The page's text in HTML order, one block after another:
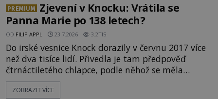
PREMIUM
Zjevení v Knocku: Vrátila se
Panna Marie po 138 letech?
OD FILIP APPL 23.7.2026 3.2TIS
Do irské vesnice Knock dorazily v červnu 2017 více
než dva tisíce lidí. Přivedla je tam předpověď
čtrnáctiletého chlapce, podle něhož se měla
přesně ve tři hodiny odpoledne zjevit Panna Marie.
Když slunce vystoupilo z mraků, část davu začala
ZOBRAZIT VÍCE